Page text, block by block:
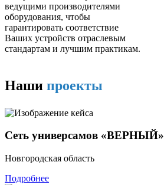
ведущими производителями
оборудования, чтобы
гарантировать соответствие
Ваших устройств отраслевым
стандартам и лучшим практикам.
Наши проекты
Сеть универсамов «ВЕРНЫЙ»
Новгородская область
Подробнее